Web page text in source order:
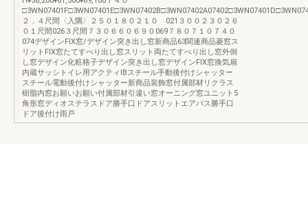
２．４尺間〈入隅〉２５０１８０２１０ 021３００２３０２６
０１尺間026３尺間７３０６６０６９０069７８０７１０７４０
074デザインFIX窓/デザイン突き出し窓新商品63関連商品菱窓ス
リットFIX窓たてすべり出し窓スリット両たてすべり出し窓外倒
し窓デザイン化粧格子デザイン突き出し窓デザインFIX窓換気扇
内蔵サッシトイレ用アクティIBスチール手動後付けシャッター
スチール電動後付けシャッター新商品装飾窓付属部材リクラス
樹脂内窓お願いお願い付属部材引違い窓オーニング窓ユニット5
角形窓ディオステラスドア勝手口ドアスリットエアパス勝手口
ドア後付け雨戸